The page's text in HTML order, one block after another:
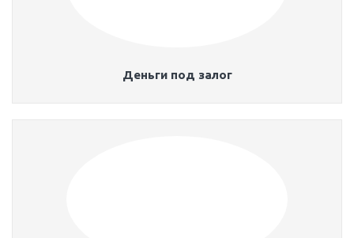
Деньги под залог